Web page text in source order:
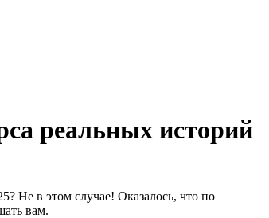
реальных историй
Не в этом случае! Оказалось, что по
вам.